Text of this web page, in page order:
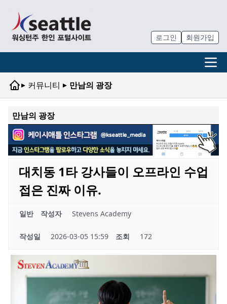
로그인 회원가입
▸ 커뮤니티 ▸ 만남의 광장
만남의 광장
대치동 1타 강사들이 오프라인 수업
접은 진짜 이유.
일반 작성자 Stevens Academy
작성일 2026-03-05 15:59 조회 172